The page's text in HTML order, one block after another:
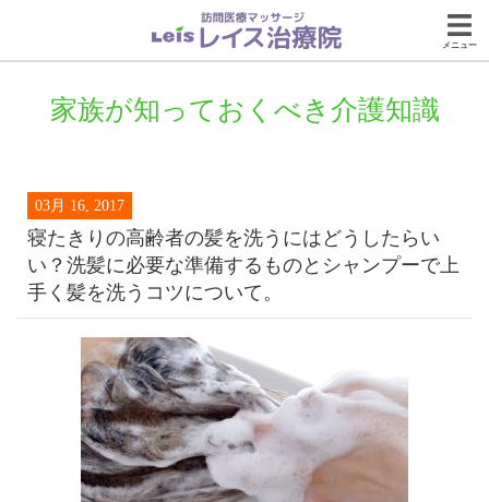
メニュー
家族が知っておくべき介護知識
03月 16, 2017
寝たきりの高齢者の髪を洗うにはどうしたらい
い？洗髪に必要な準備するものとシャンプーで上
手く髪を洗うコツについて。